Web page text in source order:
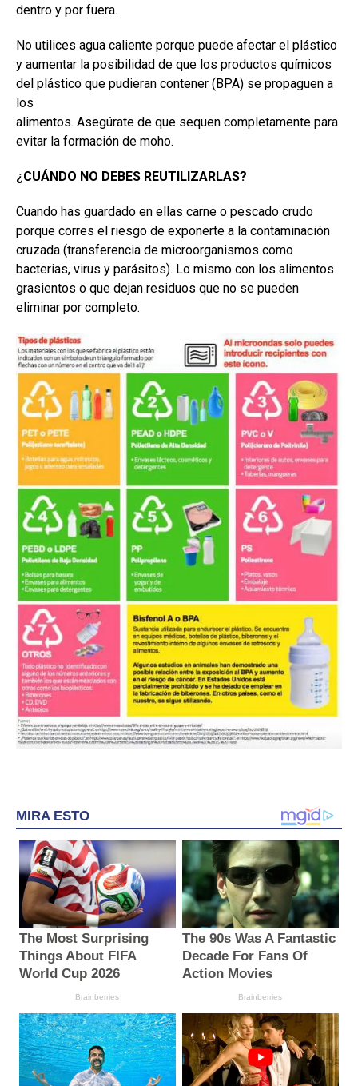
dentro y por fuera.
No utilices agua caliente porque puede afectar el plástico
y aumentar la posibilidad de que los productos químicos
del plástico que pudieran contener (BPA) se propaguen a
los
alimentos. Asegúrate de que sequen completamente para
evitar la formación de moho.
¿CUÁNDO NO DEBES REUTILIZARLAS?
Cuando has guardado en ellas carne o pescado crudo
porque corres el riesgo de exponerte a la contaminación
cruzada (transferencia de microorganismos como
bacterias, virus y parásitos). Lo mismo con los alimentos
grasientos o que dejan residuos que no se pueden
eliminar por completo.